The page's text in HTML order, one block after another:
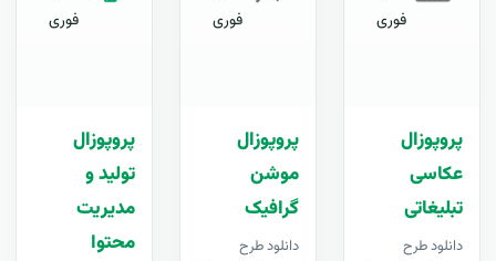
فوری
پروپوزال
عکاسی
تبلیغاتی
دانلود طرح
فوری
پروپوزال
موشن
گرافیک
دانلود طرح
فوری
پروپوزال
تولید و
مدیریت
محتوا